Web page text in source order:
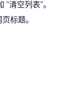
"清空列表"。
标题。